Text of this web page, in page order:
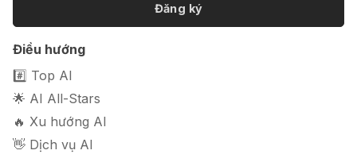
Đăng ký
Điều hướng
#️⃣ Top AI
🌟 AI All-Stars
🔥 Xu hướng AI
👋 Dịch vụ AI